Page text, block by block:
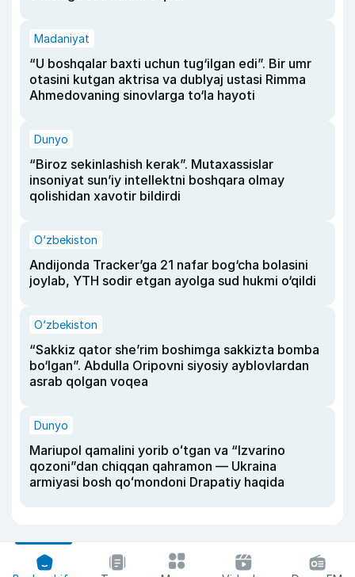
Madaniyat
“U boshqalar baxti uchun tug‘ilgan edi”. Bir umr
otasini kutgan aktrisa va dublyaj ustasi Rimma
Ahmedovaning sinovlarga to‘la hayoti
Dunyo
“Biroz sekinlashish kerak”. Mutaxassislar
insoniyat sun’iy intellektni boshqara olmay
qolishidan xavotir bildirdi
O‘zbekiston
Andijonda Tracker’ga 21 nafar bog‘cha bolasini
joylab, YTH sodir etgan ayolga sud hukmi o‘qildi
O‘zbekiston
“Sakkiz qator she’rim boshimga sakkizta bomba
bo‘lgan”. Abdulla Oripovni siyosiy ayblovlardan
asrab qolgan voqea
Dunyo
Mariupol qamalini yorib oʻtgan va “Izvarino
qozoni”dan chiqqan qahramon — Ukraina
armiyasi bosh qoʻmondoni Drapatiy haqida